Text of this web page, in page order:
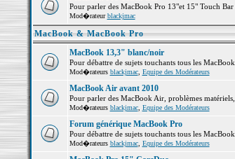
Pour parler des MacBook Pro 13"et 15" Touch
Mod�rateurblackjmac
MacBook & MacBook Pro
MacBook 13,3" blanc/noir
Pour débattre de sujets touchants tous les
Mod�rateurs blackjmac, Equipe des Modérateurs
MacBook Air avant 2010
Pour parler des MacBook Air, problèmes
Mod�rateurs blackjmac, Equipe des Modérateurs
Forum générique MacBook Pro
Pour débattre de sujets touchants tous les
Mod�rateurs blackjmac, Equipe des Modérateurs